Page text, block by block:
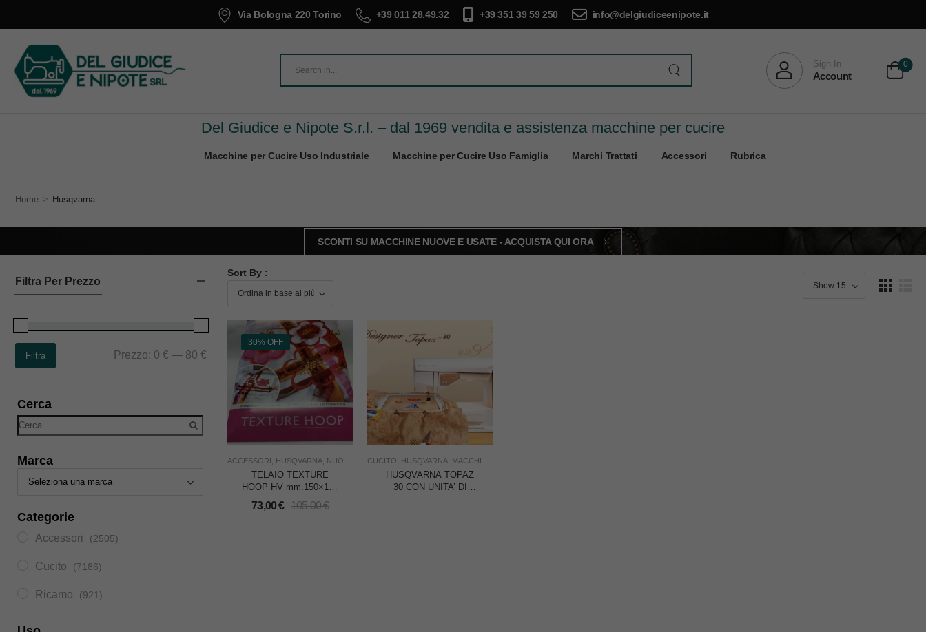
Via Bologna 220 Torino +39 011 28.49.32 +39 351 39 59 250 info@delgiudiceenipote.it
Sign In
Account
0
Del Giudice e Nipote S.r.l. – dal 1969 vendita e assistenza macchine per cucire
Macchine per Cucire Uso Industriale Macchine per Cucire Uso Famiglia Marchi Trattati Accessori Rubrica
Home > Husqvarna
SCONTI SU MACCHINE NUOVE E USATE - ACQUISTA QUI ORA
Filtra Per Prezzo
Filtra Prezzo: 0 € — 80 €
Cerca
Marca
Categorie
Accessori (2505)
Cucito (7186)
Ricamo (921)
Sort By :
30% OFF
ACCESSORI HUSQVARNA NUOVO RICAMO,USO FAMIGLIA, USO INDUSTRIA
TELAIO TEXTURE
HOOP HV mm.150×150
PER MACCHINE DA
RICAMO HUSQVARNA
73,00€ 105,00€
CUCITO HUSQVARNA, MACCHINE PER CUCIRE
HUSQVARNA TOPAZ
30 CON UNITA’ DI